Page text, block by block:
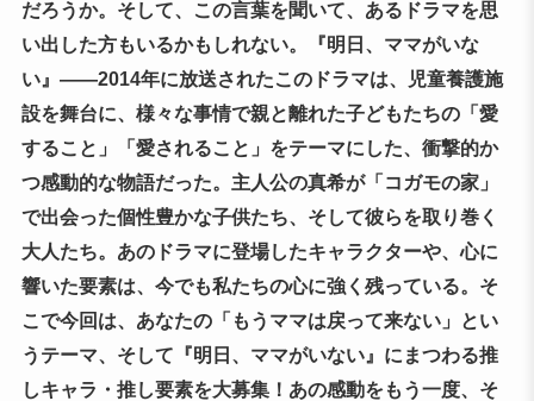
だろうか。そして、この言葉を聞いて、あるドラマを思
い出した方もいるかもしれない。『明日、ママがいな
い』――2014年に放送されたこのドラマは、児童養護施
設を舞台に、様々な事情で親と離れた子どもたちの「愛
すること」「愛されること」をテーマにした、衝撃的か
つ感動的な物語だった。主人公の真希が「コガモの家」
で出会った個性豊かな子供たち、そして彼らを取り巻く
大人たち。あのドラマに登場したキャラクターや、心に
響いた要素は、今でも私たちの心に強く残っている。そ
こで今回は、あなたの「もうママは戻って来ない」とい
うテーマ、そして『明日、ママがいない』にまつわる推
しキャラ・推し要素を大募集！あの感動をもう一度、そ